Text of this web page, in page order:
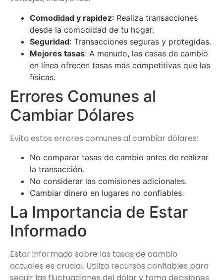
Comodidad y rapidez: Realiza transacciones
desde la comodidad de tu hogar.
Seguridad: Transacciones seguras y protegidas.
Mejores tasas: A menudo, las casas de cambio
en línea ofrecen tasas más competitivas que las
físicas.
Errores Comunes al
Cambiar Dólares
Evita estos errores comunes al cambiar dólares:
No comparar tasas de cambio antes de realizar
la transacción.
No considerar las comisiones adicionales.
Cambiar dinero en lugares no confiables.
La Importancia de Estar
Informado
Estar informado sobre las tasas de cambio
actuales es crucial. Utiliza recursos confiables para